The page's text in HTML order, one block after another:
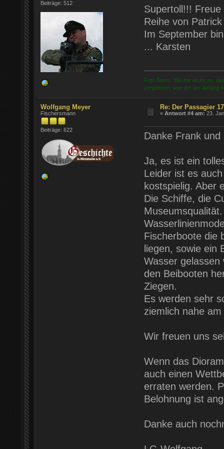
Beiträge: 512
Supertoll!!!
Reihe von
Im September
... Karsten
Fritz Stern: "Bei mir ist es so,
vergessen, was ich am Anfang
Wolfgang Meyer
Fischersmann
Beiträge: 622
Re: Der Passagier
«Antwort #4 am: 23.
Danke Frank und
Ja, es ist ein
Leider ist es
kostspielig. Aber
Die Schiffe, die
Fischerboote die
liegen, sowie ein
Wasser
den Beibooten
Ziegen.
Es werden sehr
ziemlich nahe
Wir freuen uns
Wenn das
auch einen
erraten werden.
Belohnung ist
Danke auch